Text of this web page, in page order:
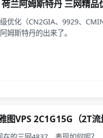
荷兰阿姆斯特丹 三网精品
优化（CN2GIA、9929、
姆斯特丹的出来了。
图VPS 2C1G15G（2T